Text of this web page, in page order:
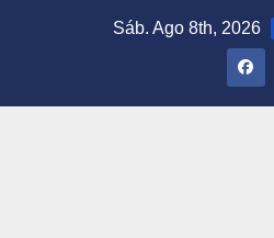
Sáb. Ago 8th, 2026